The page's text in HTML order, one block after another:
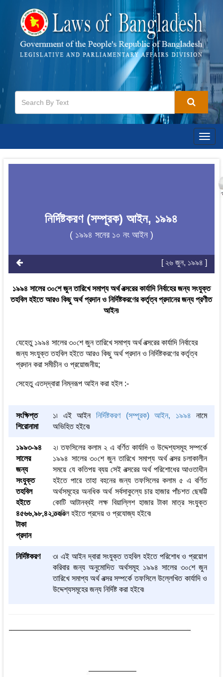
নির্দিষ্টকরণ (সম্পূরক) আইন, ১৯৯৪
( ১৯৯৪ সনের ১০ নং আইন )
[ ২৬ জুন, ১৯৯৪ ]
১৯৯৪ সালের ৩০শে জুন তারিখে সমাপ্য অর্থ বত্সরের কার্যাদি নির্বাহের জন্য সংযুক্ত
তহবিল হইতে আরও কিছু অর্থ প্রদান ও নির্দিষ্টকরণের কর্তৃত্ব প্রদানের জন্য প্রণীত
আইন৷
যেহেতু ১৯৯৪ সালের ৩০শে জুন তারিখে সমাপ্য অর্থ বত্সরের কার্যাদি নির্বাহের
জন্য সংযুক্ত তহবিল হইতে আরও কিছু অর্থ প্রদান ও নির্দিষ্টকরণের কর্তৃত্ব
প্রদান করা সমীচীন ও প্রয়োজনীয়;
সেহেতু এতদ্‌দ্বারা নিম্নরূপ আইন করা হইল :-
সংক্ষিপ্ত
শিরোনামা
১৷ এই আইননির্দিষ্টকরণ (সম্পূরক) আইন, ১৯৯৪ নামে
অভিহিত হইবে৷
১৯৯৩-৯৪
সালের
জন্য
সংযুক্ত
তহবিল
হইতে
৪৫৬৬,৯৮,৪২,০০০
টাকা
প্রদান
২৷ তফসিলের কলাম ২ এ বর্ণিত কার্যাদি ও উদ্দেশ্যসমূহ সম্পর্কে
১৯৯৪ সালের ৩০শে জুন তারিখে সমাপ্য অর্থ বত্সর চলাকালীন
সময়ে যে কতিপয় ব্যয় সেই বত্সরের অর্থ পরিশোধের আওতাধীন
হইতে পারে তাহা বহনের জন্য তফসিলের কলাম ৫ এ বর্ণিত
অর্থসমূহের অনধিক অর্থ সর্বসাকুল্যে চার হাজার পাঁচশত ছেষট্টি
কোটি আটানব্বই লক্ষ বিয়াল্লিশ হাজার টাকা মাত্র সংযুক্ত
তহবিল হইতে প্রদেয় ও প্রযোজ্য হইবে৷
নির্দিষ্টকরণ
৩৷ এই আইন দ্বারা সংযুক্ত তহবিল হইতে পরিশোধ ও প্রয়োগ
করিবার জন্য অনুমোদিত অর্থসমূহ ১৯৯৪ সালের ৩০শে জুন
তারিখে সমাপ্য অর্থ বত্সর সম্পর্কে তফসিলে উল্লেখিত কার্যাদি ও
উদ্দেশ্যসমূহের জন্য নির্দিষ্ট করা হইবে৷